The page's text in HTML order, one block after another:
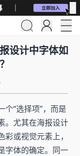
设计中字体如
“选择项”，而是
。尤其在海报设计
或视觉元素上，
字体的确定。同一